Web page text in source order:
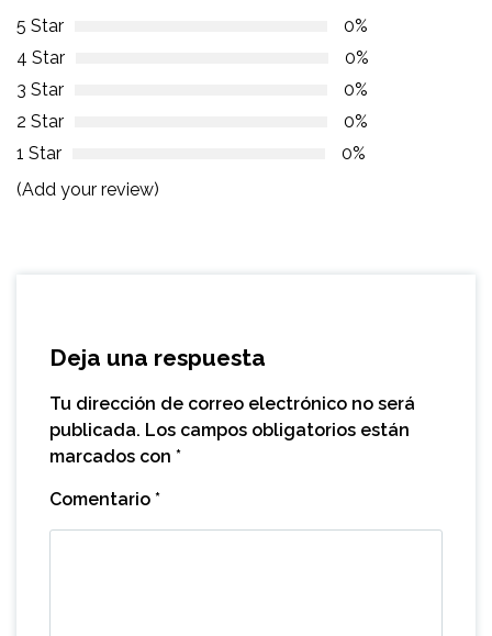
5 Star
0%
4 Star
0%
3 Star
0%
2 Star
0%
1 Star
0%
(Add your review)
Deja una respuesta
Tu dirección de correo electrónico no será
publicada. Los campos obligatorios están
marcados con *
Comentario *